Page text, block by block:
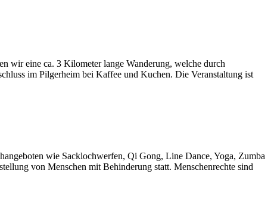
wir eine ca. 3 Kilometer lange Wanderung, welche durch
im Pilgerheim bei Kaffee und Kuchen. Die Veranstaltung ist
wie Sacklochwerfen, Qi Gong, Line Dance, Yoga, Zumba
von Menschen mit Behinderung statt. Menschenrechte sind